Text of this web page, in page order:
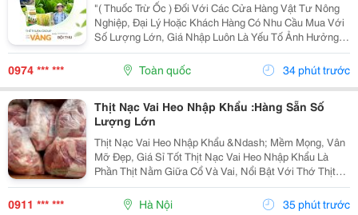
"( Thuốc Trừ Ốc ) Đối Với Các Cửa Hàng Vật Tư Nông
Nghiệp, Đại Lý Hoặc Khách Hàng Có Nhu Cầu Mua Với
Số Lượng Lớn, Giá Nhập Luôn Là Yếu Tố Ảnh Hưởng
Trực Tiếp Đến Hiệu Quả Kinh Doanh. Tuy Nhiên, Một
Nguồn Hàng Tốt Không Chỉ Dừng Lại Ở Mức Giá
Cạnh...
0974 *** *** Toàn quốc 34 phút trước
Thịt Nạc Vai Heo Nhập Khẩu :Hàng Sẵn Số
Lượng Lớn
Thịt Nạc Vai Heo Nhập Khẩu &Ndash; Mềm Mọng, Vân
Mỡ Đẹp, Giá Sỉ Tốt Thịt Nạc Vai Heo Nhập Khẩu Là
Phần Thịt Nằm Giữa Cổ Và Vai, Nổi Bật Với Thớ Thịt
Săn Chắc, Tỷ Lệ Nạc Cao Và Các Vân Mỡ Mảnh Phân
Bố Tự Nhiên . Sự Kết Hợp Hài Hòa Giữa Nạc Và Mỡ...
0911 *** *** Hà Nội 35 phút trước